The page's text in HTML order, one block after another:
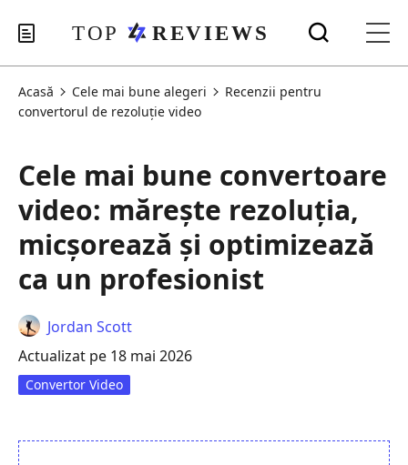
Acasă Cele mai bune alegeri
Recenzii pentru
convertorul de rezoluție video
Cele mai bune convertoare
video: mărește rezoluția,
micșorează și optimizează
ca un profesionist
Jordan Scott
Actualizat pe 18 mai 2026
Convertor Video